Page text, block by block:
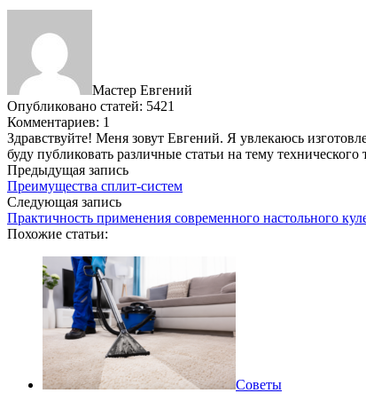
Мастер Евгений
Опубликовано статей: 5421
Комментариев: 1
Здравствуйте! Меня зовут Евгений. Я увлекаюсь
буду публиковать различные статьи на тему
Предыдущая запись
Преимущества сплит-систем
Следующая запись
Практичность применения современного настольного
Похожие статьи:
Советы